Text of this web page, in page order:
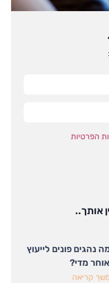
הפרטיות
אותך..
נהגים פונים לייעוץ
מדי?
קריאה